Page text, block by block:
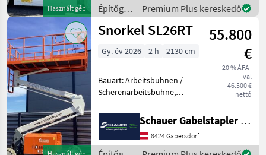
Használt gép
Vollgummi Einfach 8
Építőgépek
/ JLG
Premium Plus kereskedő
Snorkel SL26RT
55.800
€
20 % ÁFA-
val
46.500 €
nettó
Gy. év 2026 2 h 2130 cm
Bauart: Arbeitsbühnen /
Scherenarbeitsbühne,
8000mm, Bauhöhe:
2600mm, Batterie: Starter
12V , Sonderausstattung: CE
Zertifikat, Edelstahl
Schauer Gabelstapler GmbH
8424 Gabersdorf